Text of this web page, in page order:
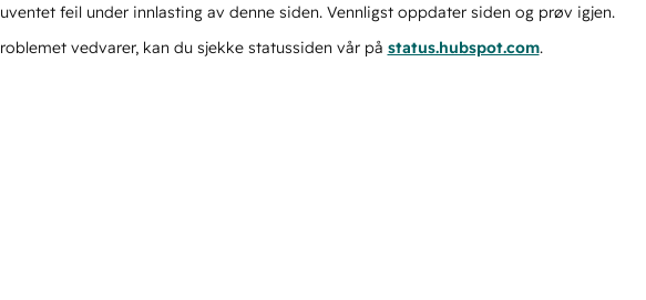
feil under innlasting av denne siden. Vennligst oppdater siden og prøv igjen.
vedvarer, kan du sjekke statussiden vår på status.hubspot.com.